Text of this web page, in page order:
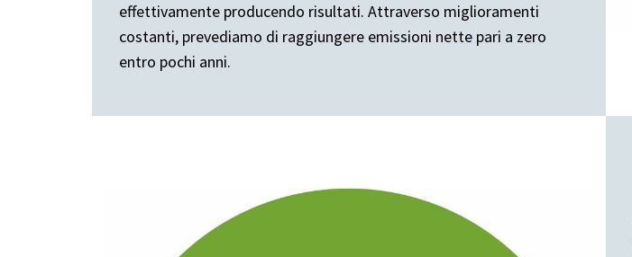
effettivamente producendo risultati. Attraverso miglioramenti
costanti, prevediamo di raggiungere emissioni nette pari a zero
entro pochi anni.